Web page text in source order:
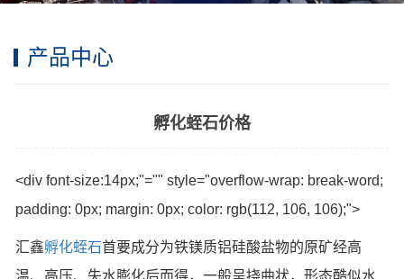
产品中心
孵化蛭石价格
<div font-size:14px;"="" style="overflow-wrap: break-word;
padding: 0px; margin: 0px; color: rgb(112, 106, 106);">
汇鑫孵化蛭石首要成分为铁镁质铝硅酸盐物的原矿经高